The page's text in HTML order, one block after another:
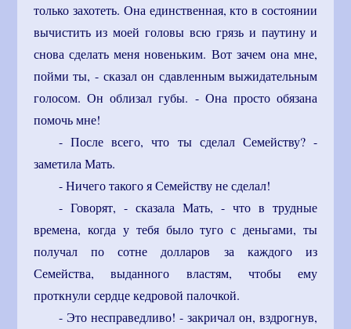
только захотеть. Она единственная, кто в состоянии
вычистить из моей головы всю грязь и паутину и
снова сделать меня новеньким. Вот зачем она мне,
пойми ты, - сказал он сдавленным выжидательным
голосом. Он облизал губы. - Она просто обязана
помочь мне!
- После всего, что ты сделал Семейству? -
заметила Мать.
- Ничего такого я Семейству не сделал!
- Говорят, - сказала Мать, - что в трудные
времена, когда у тебя было туго с деньгами, ты
получал по сотне долларов за каждого из
Семейства, выданного властям, чтобы ему
проткнули сердце кедровой палочкой.
- Это несправедливо! - закричал он, вздрогнув,